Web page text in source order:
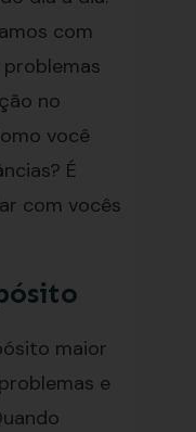
com
no
você
É
com vocês
maior
e